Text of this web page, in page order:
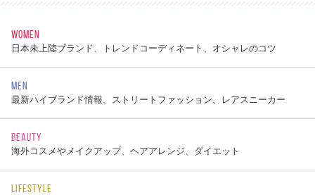
WOMEN
日本未上陸ブランド、トレンドコーディネート、オシャレのコツ
MEN
最新ハイブランド情報、ストリートファッション、レアスニーカー
BEAUTY
海外コスメやメイクアップ、ヘアアレンジ、ダイエット
LIFESTYLE